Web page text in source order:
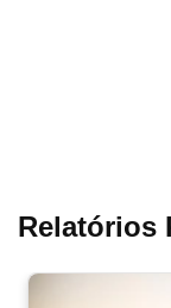
Relatórios